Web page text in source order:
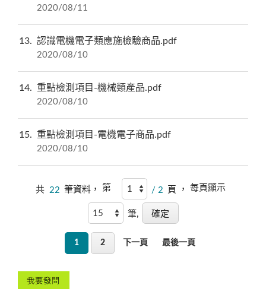
2020/08/11
13 認識電機電子類應施檢驗商品.pdf
2020/08/10
14 重點檢測項目-機械類產品.pdf
2020/08/10
15 重點檢測項目-電機電子商品.pdf
2020/08/10
共 22 筆資料， 第 / 2 頁 ，每頁顯示
筆,
1 2 下一頁 最後一頁